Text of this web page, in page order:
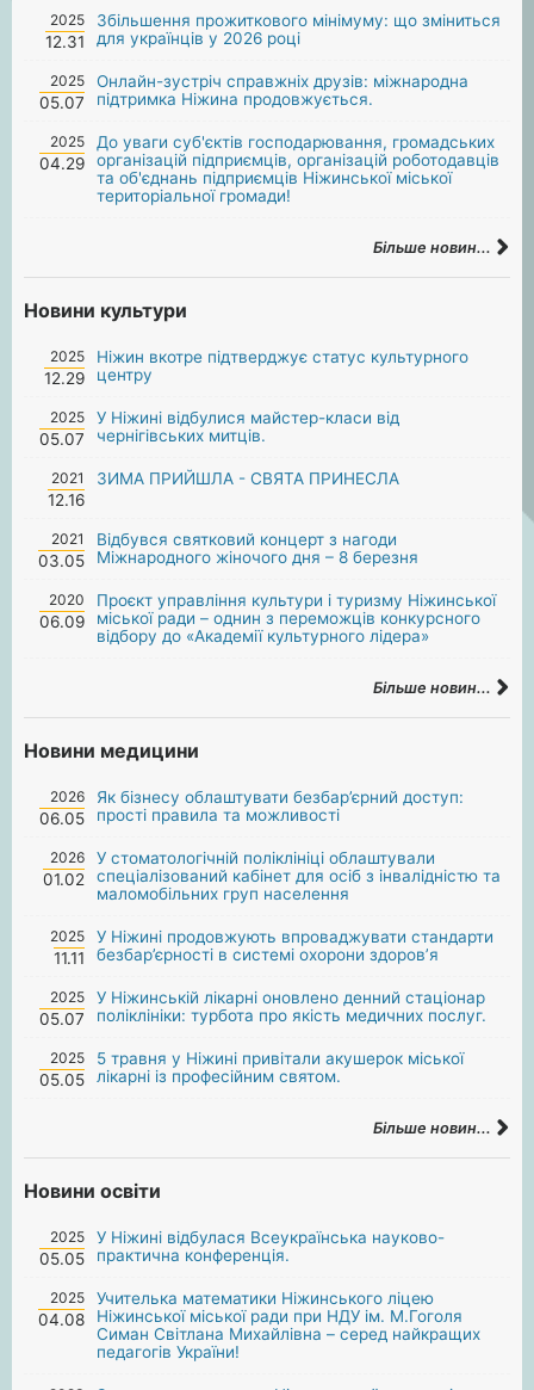
2025
12.31
Збільшення прожиткового мінімуму: що зміниться
для українців у 2026 році
2025
05.07
Онлайн-зустріч справжніх друзів: міжнародна
підтримка Ніжина продовжується.
2025
04.29
До уваги суб'єктів господарювання, громадських
організацій підприємців, організацій роботодавців
та об'єднань підприємців Ніжинської міської
територіальної громади!
Більше новин...
Новини культури
2025
12.29
Ніжин вкотре підтверджує статус культурного
центру
2025
05.07
У Ніжині відбулися майстер-класи від
чернігівських митців.
2021
12.16
ЗИМА ПРИЙШЛА - СВЯТА ПРИНЕСЛА
2021
03.05
Відбувся святковий концерт з нагоди
Міжнародного жіночого дня – 8 березня
2020
06.09
Проєкт управління культури і туризму Ніжинської
міської ради – однин з переможців конкурсного
відбору до «Академії культурного лідера»
Більше новин...
Новини медицини
2026
06.05
Як бізнесу облаштувати безбар’єрний доступ:
прості правила та можливості
2026
01.02
У стоматологічній поліклініці облаштували
спеціалізований кабінет для осіб з інвалідністю та
маломобільних груп населення
2025
11.11
У Ніжині продовжують впроваджувати стандарти
безбар’єрності в системі охорони здоров’я
2025
05.07
У Ніжинській лікарні оновлено денний стаціонар
поліклініки: турбота про якість медичних послуг.
2025
05.05
5 травня у Ніжині привітали акушерок міської
лікарні із професійним святом.
Більше новин...
Новини освіти
2025
05.05
У Ніжині відбулася Всеукраїнська науково-
практична конференція.
2025
04.08
Учителька математики Ніжинського ліцею
Ніжинської міської ради при НДУ ім. М.Гоголя
Симан Світлана Михайлівна – серед найкращих
педагогів України!